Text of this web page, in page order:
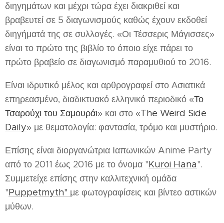
διηγημάτων και μέχρι τώρα έχει διακριθεί και
βραβευτεί σε 5 διαγωνισμούς καθώς έχουν εκδοθεί
διηγήματά της σε συλλογές. «Οι Τέσσερις Μάγισσες»
είναι το πρώτο της βιβλίο το όποιο είχε πάρει το
πρώτο βραβείο σε διαγωνισμό παραμυθιού το 2016.
Είναι ιδρυτικό μέλος και αρθρογραφεί στο Ασιατικά
επηρεασμένο, διαδικτυακό ελληνικό περιοδικό «Το
Τσαρούχι του Σαμουράι» και στο «The Weird Side
Daily» με θεματολογία: φαντασία, τρόμο και μυστήριο.
Επίσης είναι διοργανώτρια Ιαπωνικών Anime Party
από το 2011 έως 2016 με το όνομα "Kuroi Hana".
Συμμετείχε επίσης στην καλλιτεχνική ομάδα
"Puppetmyth" με φωτογραφίσεις και βίντεο αστικών
μύθων.